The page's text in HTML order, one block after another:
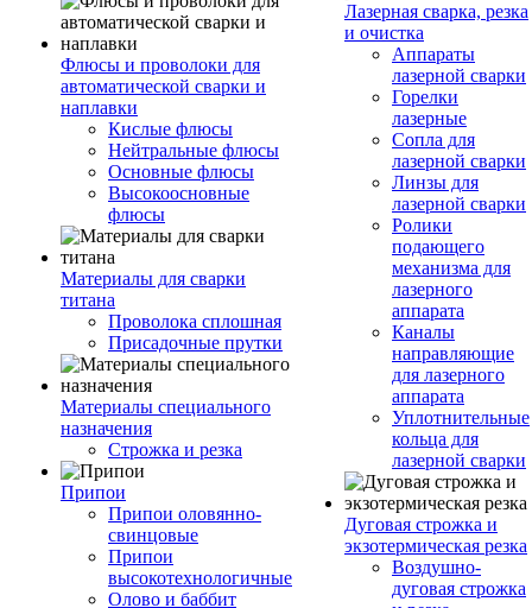
Флюсы и проволоки для
автоматической сварки и
наплавки
Кислые флюсы
Нейтральные флюсы
Основные флюсы
Высокоосновные
флюсы
Материалы для сварки
титана
Проволока сплошная
Присадочные прутки
Материалы специального
назначения
Строжка и резка
Припои
Припои оловянно-
свинцовые
Припои
высокотехнологичные
Олово и баббит
Лазерная сварка, резка
и очистка
Аппараты
лазерной сварки
Горелки
лазерные
Сопла для
лазерной сварки
Линзы для
лазерной сварки
Ролики
подающего
механизма для
лазерного
аппарата
Каналы
направляющие
для лазерного
аппарата
Уплотнительные
кольца для
лазерной сварки
Дуговая строжка и
экзотермическая резка
Воздушно-
дуговая строжка